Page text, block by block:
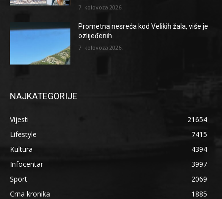
7. kolovoza 2026.
Prometna nesreća kod Velikih žala, više je
ozlijeđenih
7. kolovoza 2026.
NAJKATEGORIJE
Vijesti
21654
Lifestyle
7415
Kultura
4394
Infocentar
3997
Sport
2069
Crna kronika
1885